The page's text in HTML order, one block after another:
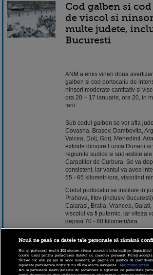
Cod galben si
de viscol si
multe judete,
Bucuresti
ANM a emis vineri doua
galben si cod portocaliu de
ninsori moderate cantitativ si
ora 20 – 17 ianuarie, ora 20, in
tarii.
Sub codul galben se vor afla
Covasna, Brasov, Dambovita,
Valcea, Dolj, Gorj, Mehedinti.
extinde dinspre Lunca Dunarii si
regiunile sudice si sud-estice
Carpatilor de Curbura. Se va
consistent, iar vantul va avea
55 - 65 kilometri/ora, viscolind
Codul portocaliu se instituie in
Prahova, Ilfov (inclusiv
Calarasi, Braila, Vrancea,
viscolul va fi puternic, iar viteza
depasi 70 - 80 kilometri/ora.
50 de metri.
In judetele Tulcea si Constanta,
intensitatea maxima incepand
de duminica.
Nouă ne pasă ca datele tale personale să rămână
Noi și partenerii noștri201stocăm și/sau accesăm informații pe
cookie unici pentru prelucrarea datelor cu caracter personal. Puteți accepta
făcând clic mai jos sau în orice moment, pe pagina cu politica de
raportate partenerilor noștri și nu vă vor afecta navigarea.
Mai multe detalii
Noi si partenerii nostri (retelele de socializare si agentiile de publicitate